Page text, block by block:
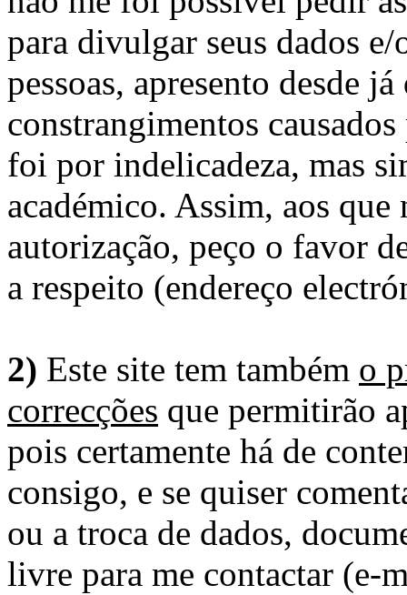
para divulgar seus dados
pessoas, apresento desde
constrangimentos
foi por indelicadeza, mas
académico. Assim, aos
autorização, peço o favor
a respeito (endereço
2) Este site tem também o
correcções que permitirão
pois certamente há de
consigo, e se quiser
ou a troca de dados,
livre para me contactar (e-